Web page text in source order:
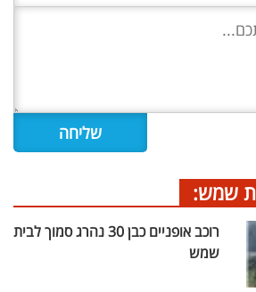
שמש:
רוכב אופניים כבן 30 נהרג סמוך לבית
שמש